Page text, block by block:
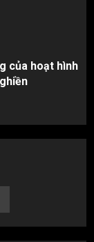
của hoạt hình